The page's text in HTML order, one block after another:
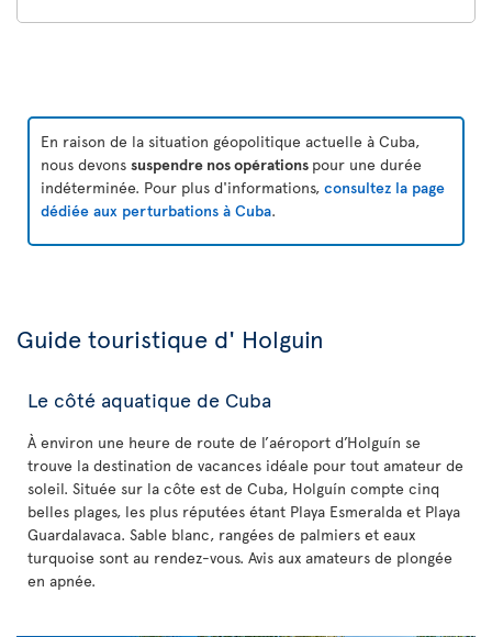
En raison de la situation géopolitique actuelle à Cuba,
nous devons suspendre nos opérations pour une durée
indéterminée. Pour plus d'informations, consultez la page
dédiée aux perturbations à Cuba.
Guide touristique d' Holguin
Le côté aquatique de Cuba
À environ une heure de route de l’aéroport d’Holguín se
trouve la destination de vacances idéale pour tout amateur de
soleil. Située sur la côte est de Cuba, Holguín compte cinq
belles plages, les plus réputées étant Playa Esmeralda et Playa
Guardalavaca. Sable blanc, rangées de palmiers et eaux
turquoise sont au rendez-vous. Avis aux amateurs de plongée
en apnée.